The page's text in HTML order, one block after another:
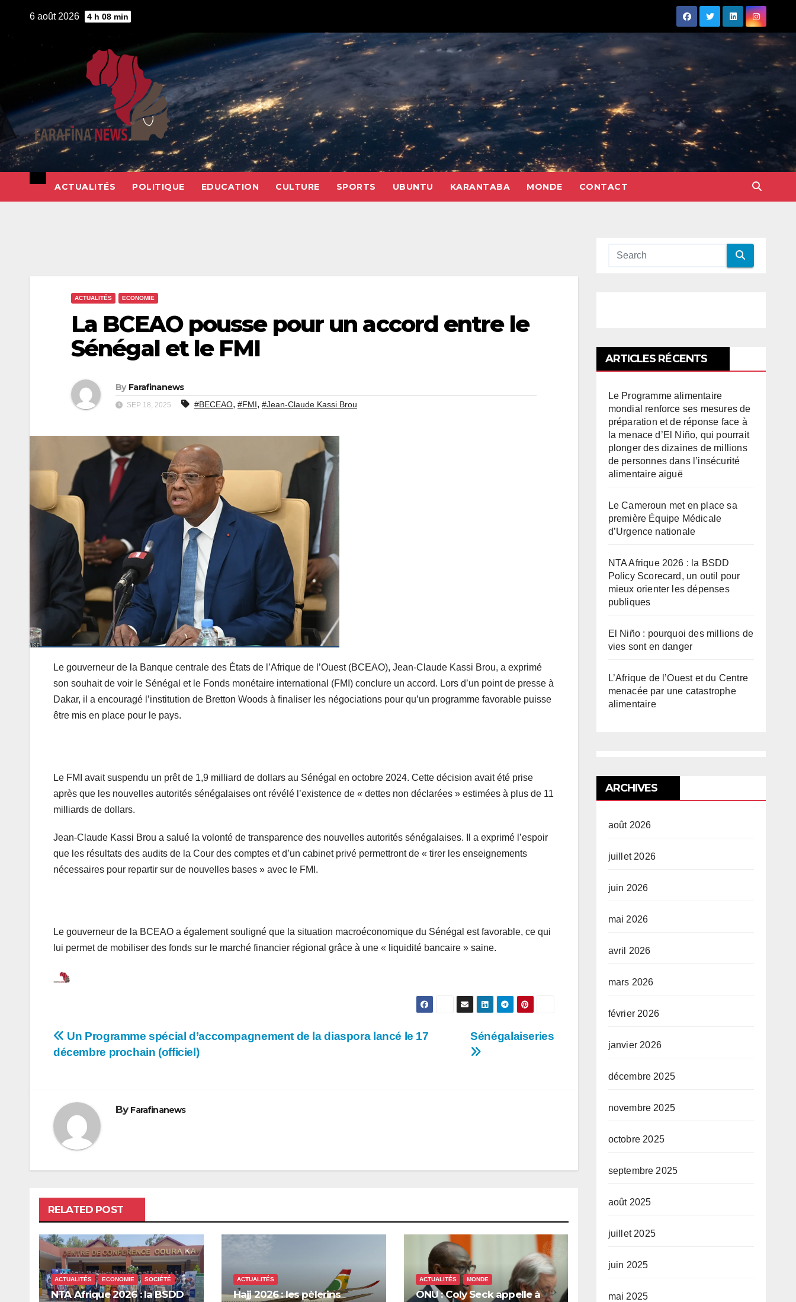
6 août 2026 4 h 08 min
ACTUALITÉS POLITIQUE EDUCATION CULTURE SPORTS UBUNTU KARANTABA MONDE CONTACT
ACTUALITÉS ECONOMIE
La BCEAO pousse pour un accord entre le
Sénégal et le FMI
By Farafinanews
SEP 18, 2025 #BECEAO, #FMI, #Jean-Claude Kassi Brou
Le gouverneur de la Banque centrale des États de l’Afrique de l’Ouest (BCEAO), Jean-Claude Kassi Brou, a exprimé
son souhait de voir le Sénégal et le Fonds monétaire international (FMI) conclure un accord. Lors d’un point de presse à
Dakar, il a encouragé l’institution de Bretton Woods à finaliser les négociations pour qu’un programme favorable puisse
être mis en place pour le pays.
Le FMI avait suspendu un prêt de 1,9 milliard de dollars au Sénégal en octobre 2024. Cette décision avait été prise
après que les nouvelles autorités sénégalaises ont révélé l’existence de « dettes non déclarées » estimées à plus de 11
milliards de dollars.
Jean-Claude Kassi Brou a salué la volonté de transparence des nouvelles autorités sénégalaises. Il a exprimé l’espoir
que les résultats des audits de la Cour des comptes et d’un cabinet privé permettront de « tirer les enseignements
nécessaires pour repartir sur de nouvelles bases » avec le FMI.
Le gouverneur de la BCEAO a également souligné que la situation macroéconomique du Sénégal est favorable, ce qui
lui permet de mobiliser des fonds sur le marché financier régional grâce à une « liquidité bancaire » saine.
Navigation
Sénégalaiseries
Un Programme spécial d’accompagnement de la diaspora lancé le 17
décembre prochain (officiel)
By Farafinanews
RELATED POST
ACTUALITÉS ECONOMIE SOCIÉTÉ
NTA Afrique 2026 : la BSDD
ACTUALITÉS
Hajj 2026 : les pèlerins
ACTUALITÉS MONDE
ONU : Coly Seck appelle à
ARTICLES RÉCENTS
Le Programme alimentaire
mondial renforce ses mesures de
préparation et de réponse face à
la menace d’El Niño, qui pourrait
plonger des dizaines de millions
de personnes dans l’insécurité
alimentaire aiguë
Le Cameroun met en place sa
première Équipe Médicale
d’Urgence nationale
NTA Afrique 2026 : la BSDD
Policy Scorecard, un outil pour
mieux orienter les dépenses
publiques
El Niño : pourquoi des millions de
vies sont en danger
L’Afrique de l’Ouest et du Centre
menacée par une catastrophe
alimentaire
ARCHIVES
août 2026
juillet 2026
juin 2026
mai 2026
avril 2026
mars 2026
février 2026
janvier 2026
décembre 2025
novembre 2025
octobre 2025
septembre 2025
août 2025
juillet 2025
juin 2025
mai 2025